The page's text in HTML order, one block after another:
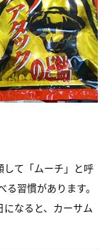
て「ムーチ」と呼
習慣があります。
なると、カーサム